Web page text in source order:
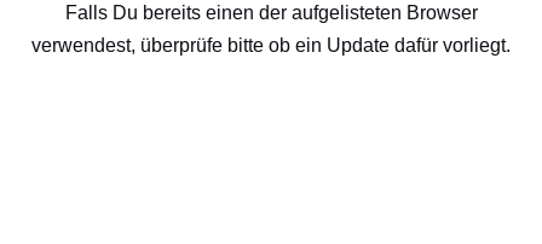
Falls Du bereits einen der aufgelisteten Browser
verwendest, überprüfe bitte ob ein Update dafür vorliegt.